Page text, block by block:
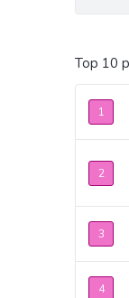
Top 10